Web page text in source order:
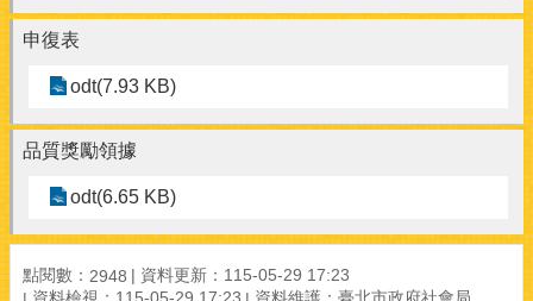
申復表
odt(7.93 KB)
品質獎勵領據
odt(6.65 KB)
點閱數： 2948
資料更新：115-05-29 17:23